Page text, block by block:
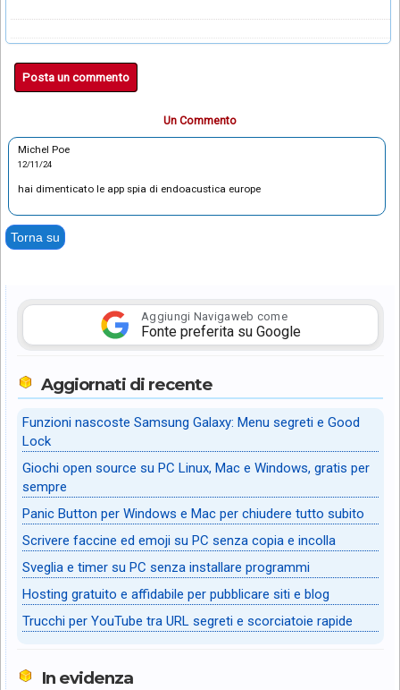
Posta un commento
Un Commento
Michel Poe
12/11/24
hai dimenticato le app spia di endoacustica europe
Torna su
Aggiungi Navigaweb come
Fonte preferita su Google
Aggiornati di recente
Funzioni nascoste Samsung Galaxy: Menu segreti e Good
Lock
Giochi open source su PC Linux, Mac e Windows, gratis per
sempre
Panic Button per Windows e Mac per chiudere tutto subito
Scrivere faccine ed emoji su PC senza copia e incolla
Sveglia e timer su PC senza installare programmi
Hosting gratuito e affidabile per pubblicare siti e blog
Trucchi per YouTube tra URL segreti e scorciatoie rapide
In evidenza